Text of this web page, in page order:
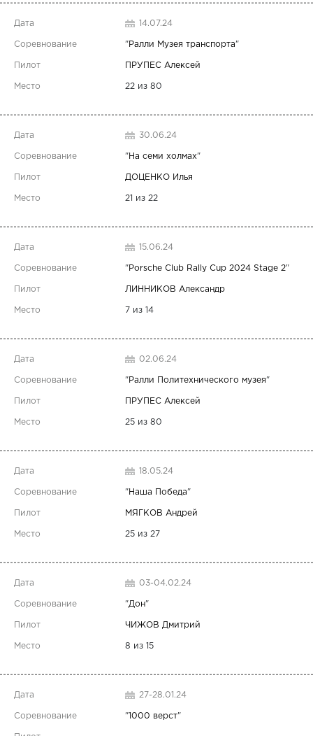
14.07.24
"Ралли Музея транспорта"
ПРУПЕС Алексей
22 из 80
30.06.24
"На семи холмах"
ДОЦЕНКО Илья
21 из 22
15.06.24
"Porsche Club Rally Cup 2024 Stage 2"
ЛИННИКОВ Александр
7 из 14
02.06.24
"Ралли Политехнического музея"
ПРУПЕС Алексей
25 из 80
18.05.24
"Наша Победа"
МЯГКОВ Андрей
25 из 27
03-04.02.24
"Дон"
ЧИЖОВ Дмитрий
8 из 15
27-28.01.24
"1000 верст"